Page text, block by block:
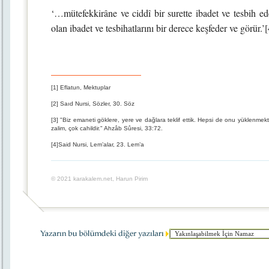
‘…mütefekkirâne ve ciddî bir surette ibadet ve tesbih
olan ibadet ve tesbihatlarını bir derece keşfeder ve
[1] Eflatun, Mektuplar
[2] Saıd Nursi, Sözler, 30. Söz
[3] "Biz emaneti göklere, yere ve dağlara teklif ettik. Hepsi de onu
zalim, çok cahildir." Ahzâb Sûresi, 33:72.
[4]Said Nursi, Lem’alar, 23. Lem’a
© 2021 karakalem.net, Harun Pirim